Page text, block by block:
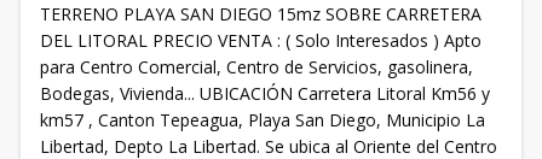
TERRENO PLAYA SAN DIEGO 15mz SOBRE CARRETERA
DEL LITORAL PRECIO VENTA : ( Solo Interesados ) Apto
para Centro Comercial, Centro de Servicios, gasolinera,
Bodegas, Vivienda... UBICACIÓN Carretera Litoral Km56 y
km57 , Canton Tepeagua, Playa San Diego, Municipio La
Libertad, Depto La Libertad. Se ubica al Oriente del Centro